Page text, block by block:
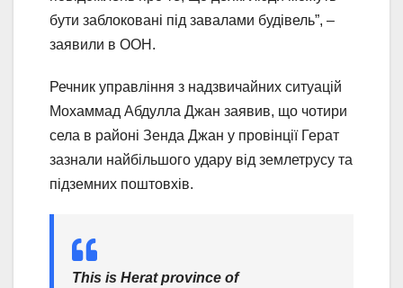
бути заблоковані під завалами будівель”, –
заявили в ООН.
Речник управління з надзвичайних ситуацій
Мохаммад Абдулла Джан заявив, що чотири
села в районі Зенда Джан у провінції Герат
зазнали найбільшого удару від землетрусу та
підземних поштовхів.
This is Herat province of